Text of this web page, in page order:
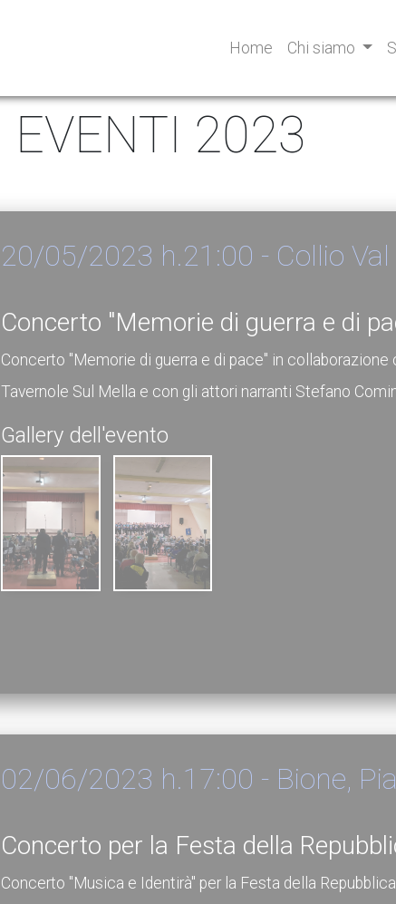
Home Chi siamo
EVENTI 2023
20/05/2023 h.21:00 - Collio Val
Concerto "Memorie di guerra e di
Concerto "Memorie di guerra e di pace" in collaborazione
Tavernole Sul Mella e con gli attori narranti Stefano
Gallery dell'evento
02/06/2023 h.17:00 - Bione,
Concerto per la Festa della
Concerto "Musica e Identirà" per la Festa della Repubblica